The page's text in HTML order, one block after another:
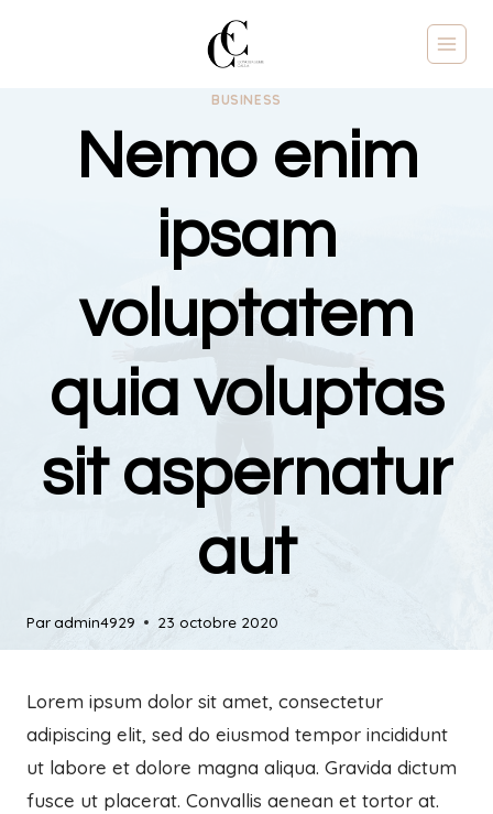
BUSINESS
Nemo enim
ipsam
voluptatem
quia voluptas
sit aspernatur
aut
Paradmin4929 23 octobre 2020
Lorem ipsum dolor sit amet, consectetur
adipiscing elit, sed do eiusmod tempor incididunt
ut labore et dolore magna aliqua. Gravida dictum
fusce ut placerat. Convallis aenean et tortor at.